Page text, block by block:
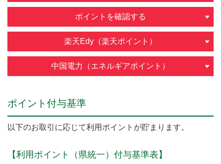
ポイントを確認する
楽天Edy（楽天ポイント）
中国電力（エネルギアポイント）
ポイント付与基準
以下のお取引に応じて利用ポイントが貯まります。
【利用ポイント（県統一）付与基準表】